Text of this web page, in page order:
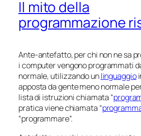
Il mito della
programmazione
Ante-antefatto, per chi non ne sa
i computer vengono programmati
normale, utilizzando unlinguaggio
apposta da gente meno normale
lista di istruzioni chiamata “
pratica viene chiamata “
“programmare”.